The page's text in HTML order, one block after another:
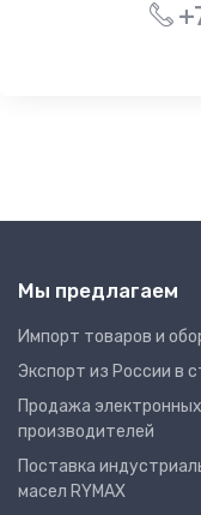
Мы предлагаем
Импорт товаров и
Экспорт из России в
Продажа
производителей
Поставка
масел RYMAX